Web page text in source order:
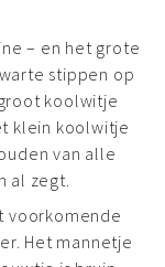
– en het grote
stippen op
koolwitje
klein koolwitje
van alle
al zegt.
voorkomende
Het mannetje